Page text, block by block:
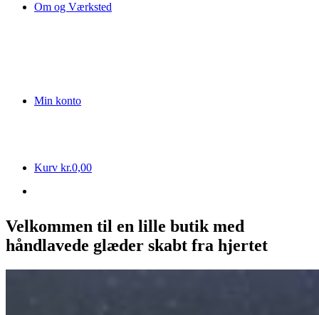
Om og Værksted
Min konto
Kurv kr.0,00
Velkommen til en lille butik med
håndlavede glæder skabt fra hjertet